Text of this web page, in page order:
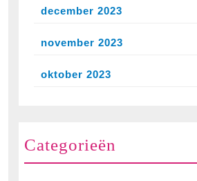
december 2023
november 2023
oktober 2023
Categorieën